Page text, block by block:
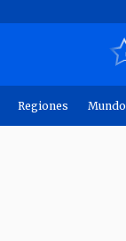
Regiones Mundo